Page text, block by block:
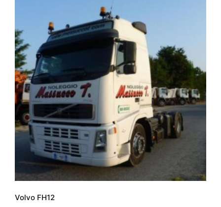
Volvo FH12